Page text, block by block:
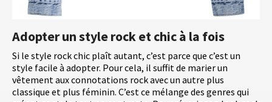
Adopter un style rock et chic à la fois
Si le style rock chic plaît autant, c’est parce que c’est un
style facile à adopter. Pour cela, il suffit de marier un
vêtement aux connotations rock avec un autre plus
classique et plus féminin. C’est ce mélange des genres qui